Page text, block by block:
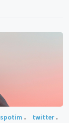
spotim twitter